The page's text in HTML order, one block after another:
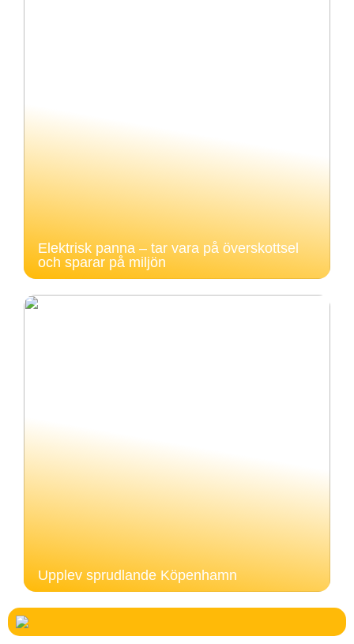
Elektrisk panna – tar vara på överskottsel
och sparar på miljön
Upplev sprudlande Köpenhamn